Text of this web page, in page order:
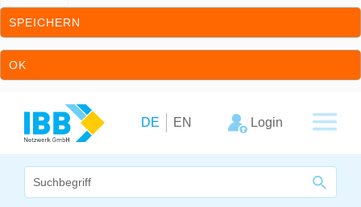
SPEICHERN
OK
DE EN Login